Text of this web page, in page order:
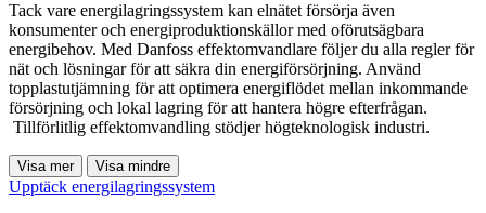
Tack vare energilagringssystem kan elnätet försörja även
konsumenter och energiproduktionskällor med oförutsägbara
energibehov. Med Danfoss effektomvandlare följer du alla regler för
nät och lösningar för att säkra din energiförsörjning. Använd
topplastutjämning för att optimera energiflödet mellan inkommande
försörjning och lokal lagring för att hantera högre efterfrågan.
Tillförlitlig effektomvandling stödjer högteknologisk industri.
Visa mer Visa mindre
Upptäck energilagringssystem